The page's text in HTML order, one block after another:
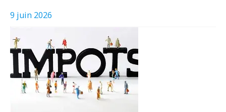
9 juin 2026